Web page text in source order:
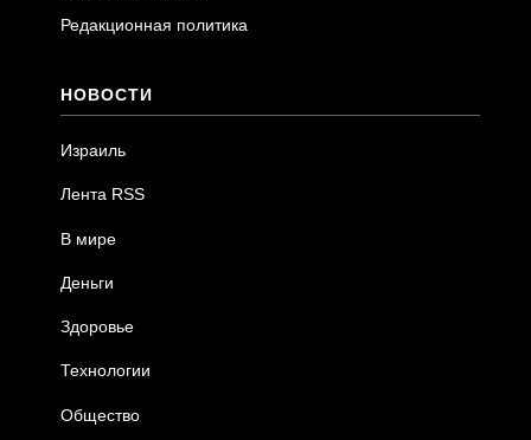
Редакционная политика
НОВОСТИ
Израиль
Лента RSS
В мире
Деньги
Здоровье
Технологии
Общество